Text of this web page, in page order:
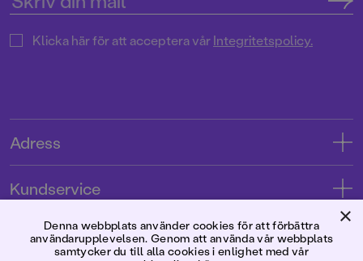
Klicka här för att acceptera vårIntegritetspolicy.
Adress
Tryckerigatan 4
Kundservice
Kontakta oss
Kundservice
Förlaget
×
Denna webbplats använder cookies för att förbättra
användarupplevelsen. Genom att använda vår webbplats
samtycker du till alla cookies i enlighet med vår